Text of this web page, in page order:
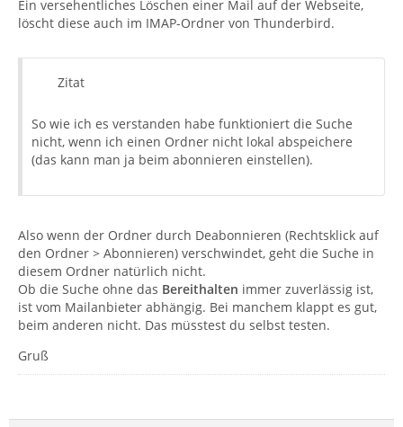
Ein versehentliches Löschen einer Mail auf der Webseite,
löscht diese auch im IMAP-Ordner von Thunderbird.
Zitat
So wie ich es verstanden habe funktioniert die Suche
nicht, wenn ich einen Ordner nicht lokal abspeichere
(das kann man ja beim abonnieren einstellen).
Also wenn der Ordner durch Deabonnieren (Rechtsklick auf
den Ordner > Abonnieren) verschwindet, geht die Suche in
diesem Ordner natürlich nicht.
Ob die Suche ohne das Bereithalten immer zuverlässig ist,
ist vom Mailanbieter abhängig. Bei manchem klappt es gut,
beim anderen nicht. Das müsstest du selbst testen.
Gruß